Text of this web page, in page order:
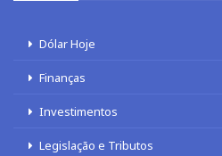
Dólar Hoje
Finanças
Investimentos
Legislação e Tributos